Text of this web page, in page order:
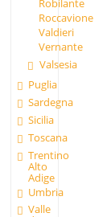
Robilante
Roccavione
Valdieri
Vernante
Valsesia
Puglia
Sardegna
Sicilia
Toscana
Trentino
Alto
Adige
Umbria
Valle